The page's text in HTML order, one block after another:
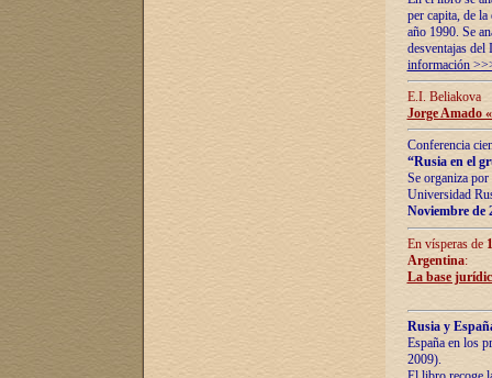
per capita, de
año 1990. Se
desventajas
información
E.I. Beliakova
Jorge Amado
Conferencia
“Rusia en el
Se organiza
Universidad
Noviembre de
En vísperas de
Argentina:
La base
Rusia y
España en los
2009).